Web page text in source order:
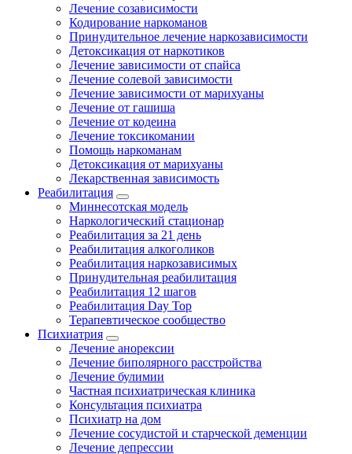
Лечение созависимости
Кодирование наркоманов
Принудительное лечение наркозависимости
Детоксикация от наркотиков
Лечение зависимости от спайса
Лечение солевой зависимости
Лечение зависимости от марихуаны
Лечение от гашиша
Лечение от кодеина
Лечение токсикомании
Помощь наркоманам
Детоксикация от марихуаны
Лекарственная зависимость
Реабилитация
Миннесотская модель
Наркологический стационар
Реабилитация за 21 день
Реабилитация алкоголиков
Реабилитация наркозависимых
Принудительная реабилитация
Реабилитация 12 шагов
Реабилитация Day Top
Терапевтическое сообщество
Психиатрия
Лечение анорексии
Лечение биполярного расстройства
Лечение булимии
Частная психиатрическая клиника
Консультация психиатра
Психиатр на дом
Лечение сосудистой и старческой деменции
Лечение депрессии